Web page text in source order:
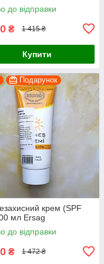
до відправки
₴ 1 415 ₴
Купити
Подарунок
крем (SPF
мл Ersag
до відправки
₴ 1 472 ₴